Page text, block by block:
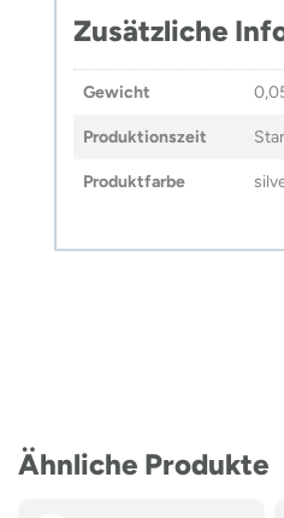
Zusätzliche
Gewicht
Produktionszeit
Produktfarbe
Ähnliche Produkte